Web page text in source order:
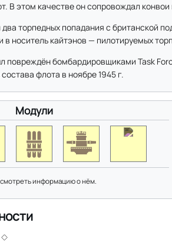
В этом качестве он сопровождал
два торпедных попадания с британской
в носитель кайтэнов — пилотируемых
повреждён бомбардировщиками Task
флота в ноябре 1945 г.
Модули
информацию о нём.